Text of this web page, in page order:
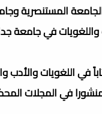
المستنصرية
واللغويات في جامعة
في اللغويات والأدب
في المجلات